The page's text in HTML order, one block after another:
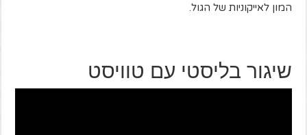
המון לאייקוניות של הגול.
שיגור בליסטי עם טוויסט